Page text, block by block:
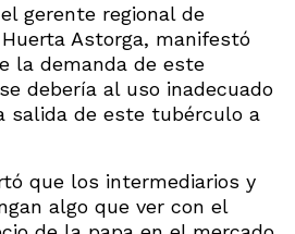
gerente regional de
Astorga, manifestó
la demanda de este
debería al uso inadecuado
salida de este tubérculo a
que los intermediarios y
algo que ver con el